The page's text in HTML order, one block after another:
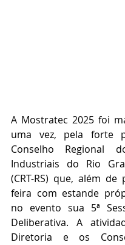
A Mostratec 2025 foi
uma vez, pela forte
Conselho Regional
Industriais do Rio
(CRT-RS) que, além
feira com estande
no evento sua 5ª
Deliberativa. A
Diretoria e os